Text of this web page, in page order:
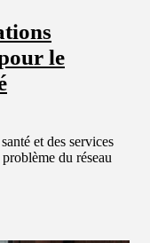
le
et des services
du réseau